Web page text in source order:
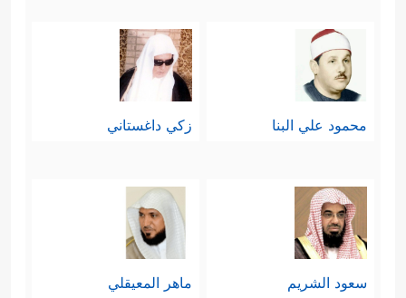
محمود علي البنا زكي داغستاني
سعود الشريم ماهر المعيقلي